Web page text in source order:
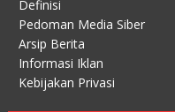
Definisi
Pedoman Media Siber
Arsip Berita
Informasi Iklan
Kebijakan Privasi